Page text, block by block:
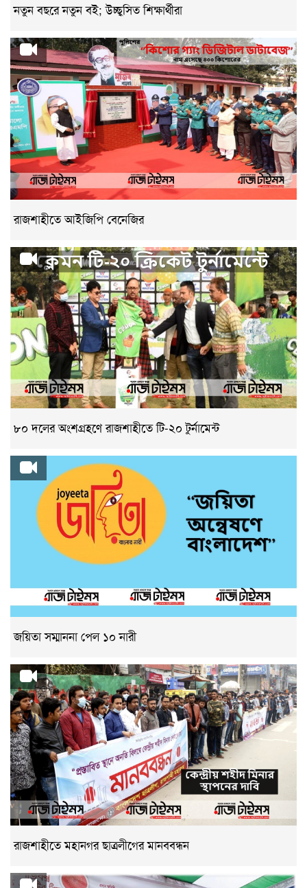
নতুন বছরে নতুন বই; উচ্ছ্বসিত শিক্ষার্থীরা
রাজশাহীতে আইজিপি বেনেজির
৮০ দলের অংশগ্রহণে রাজশাহীতে টি-২০ টুর্নামেন্ট
জয়িতা সম্মাননা পেল ১০ নারী
রাজশাহীতে মহানগর ছাত্রলীগের মানববন্ধন